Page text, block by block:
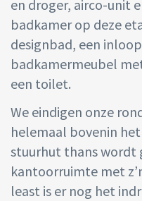
en droger, airco-unit
badkamer op deze
designbad, een
badkamermeubel
een toilet.
We eindigen onze
helemaal bovenin
stuurhut thans wordt
kantoorruimte met
least is er nog het